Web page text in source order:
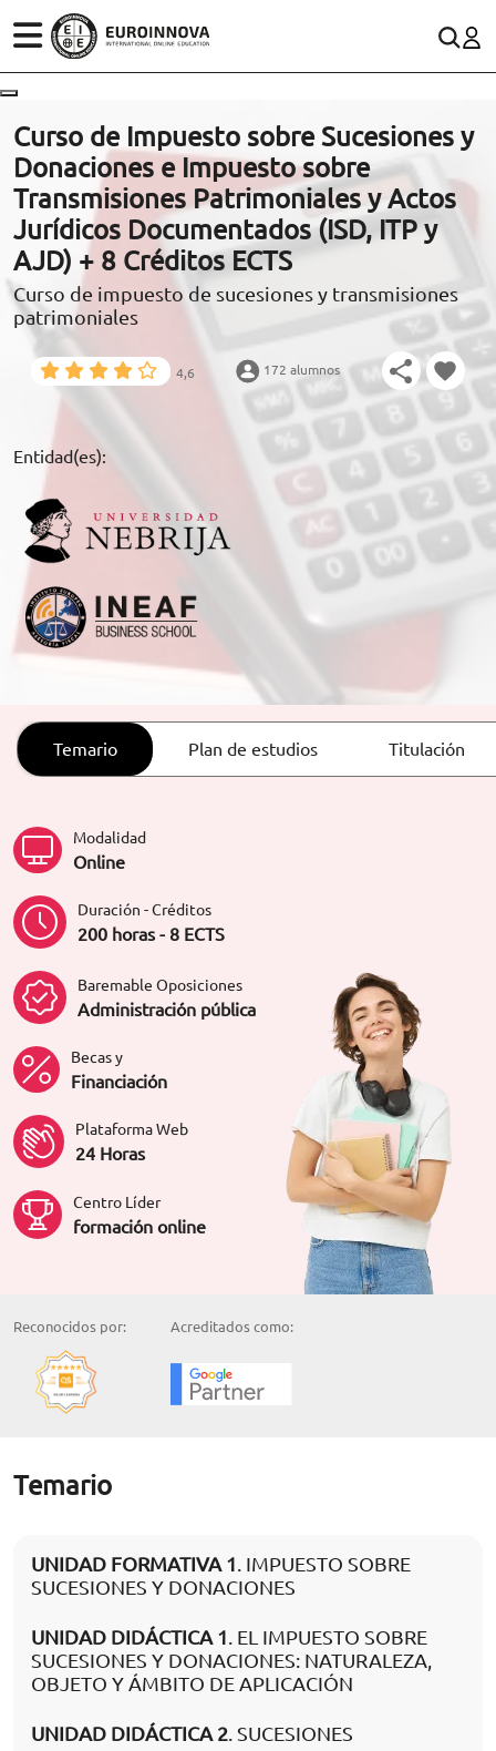
ESTUDIOS
CONOCE EUROINNOVA
BECAS Y FINANCIACIÓN
RECURSOS EDUCATIVOS
ARTÍCULOS
ORIENTACIÓN LABORAL
(+34)958 050 200(gratuito en España)
900 831 200
formacion@euroinnova.com
TRABAJA CON NOSOTROS
Curso de Impuesto sobre Sucesiones y
Donaciones e Impuesto sobre
Transmisiones Patrimoniales y Actos
Jurídicos Documentados (ISD, ITP y
AJD) + 8 Créditos ECTS
Curso de impuesto de sucesiones y transmisiones
patrimoniales
4,6 172 alumnos
Entidad(es):
Temario Plan de estudios Titulación
Modalidad
Online
Duración - Créditos
200 horas - 8 ECTS
Baremable Oposiciones
Administración pública
Becas y
Financiación
Plataforma Web
24 Horas
Centro Líder
formación online
Reconocidos por: Acreditados como:
Temario
UNIDAD FORMATIVA 1. IMPUESTO SOBRE
SUCESIONES Y DONACIONES
UNIDAD DIDÁCTICA 1. EL IMPUESTO SOBRE
SUCESIONES Y DONACIONES: NATURALEZA,
OBJETO Y ÁMBITO DE APLICACIÓN
UNIDAD DIDÁCTICA 2. SUCESIONES